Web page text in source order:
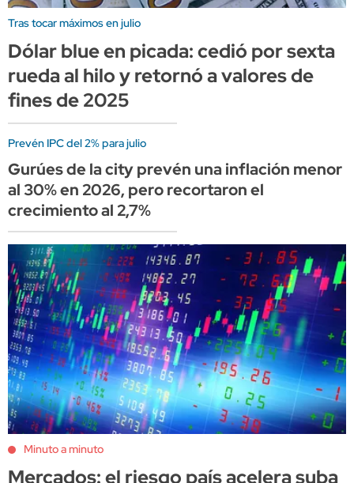
Tras tocar máximos en julio
Dólar blue en picada: cedió por sexta
rueda al hilo y retornó a valores de
fines de 2025
Prevén IPC del 2% para julio
Gurúes de la city prevén una inflación menor
al 30% en 2026, pero recortaron el
crecimiento al 2,7%
Minuto a minuto
Mercados: el riesgo país acelera suba